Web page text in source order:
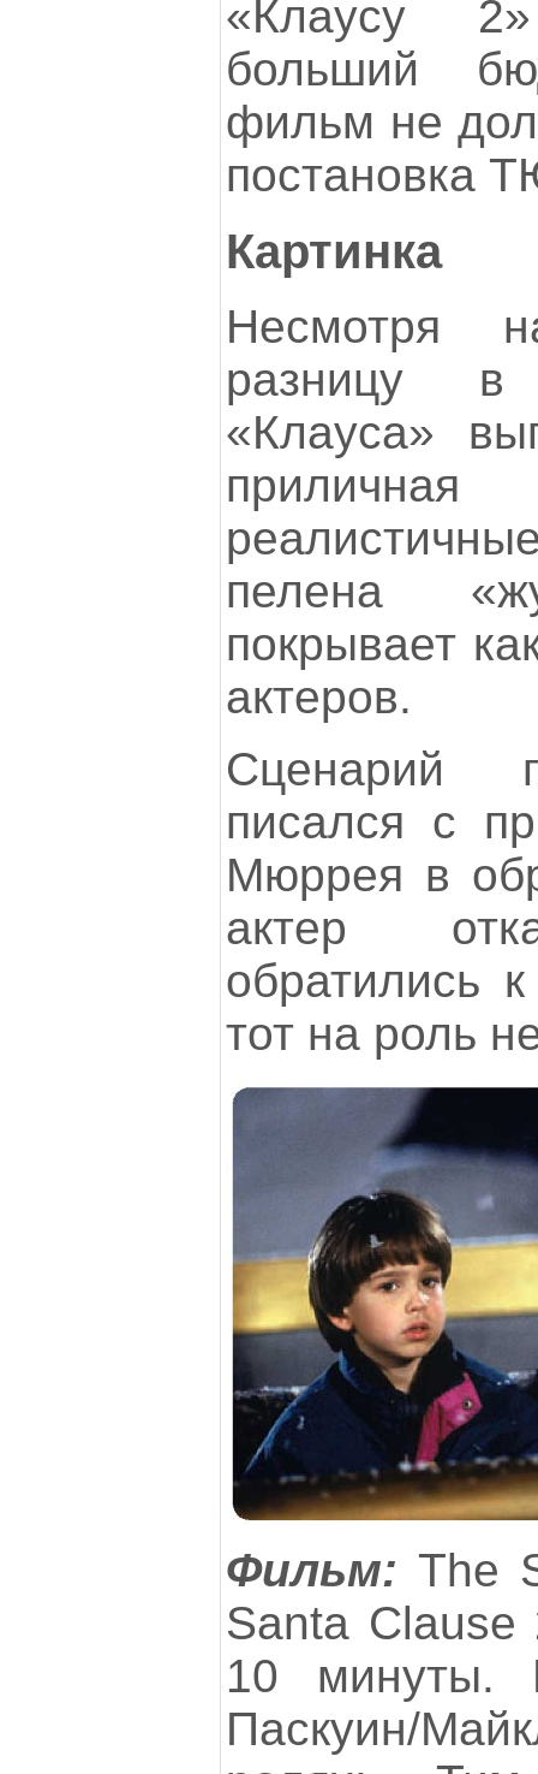
«Клаусу
больший
фильм не
постановка
Картинка
Несмотря
разницу в
«Клауса»
пелена
покрывает
актеров.
Сценарий
писался с
Мюррея в
актер
обратились
тот на роль
Фильм: The
Santa
10 минуты.
Паскуин/